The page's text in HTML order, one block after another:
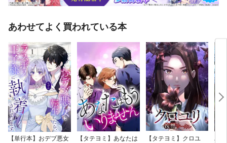
あわせてよく買われている本
【単行本】おデブ悪女
【タテヨミ】あなたは
【タテヨミ】クロユ
バ